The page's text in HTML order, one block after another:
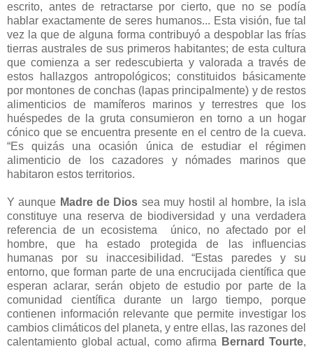
escrito, antes de retractarse por cierto, que no se podía
hablar exactamente de seres humanos... Esta visión, fue tal
vez la que de alguna forma contribuyó a despoblar las frías
tierras australes de sus primeros habitantes; de esta cultura
que comienza a ser redescubierta y valorada a través de
estos hallazgos antropológicos; constituidos básicamente
por montones de conchas (lapas principalmente) y de restos
alimenticios de mamíferos marinos y terrestres que los
huéspedes de la gruta consumieron en torno a un hogar
cónico que se encuentra presente en el centro de la cueva.
“Es quizás una ocasión única de estudiar el régimen
alimenticio de los cazadores y nómades marinos que
habitaron estos territorios.
Y aunque Madre de Dios sea muy hostil al hombre, la isla
constituye una reserva de biodiversidad y una verdadera
referencia de un ecosistema único, no afectado por el
hombre, que ha estado protegida de las influencias
humanas por su inaccesibilidad. “Estas paredes y su
entorno, que forman parte de una encrucijada científica que
esperan aclarar, serán objeto de estudio por parte de la
comunidad científica durante un largo tiempo, porque
contienen información relevante que permite investigar los
cambios climáticos del planeta, y entre ellas, las razones del
calentamiento global actual, como afirma
Bernard Tourte,